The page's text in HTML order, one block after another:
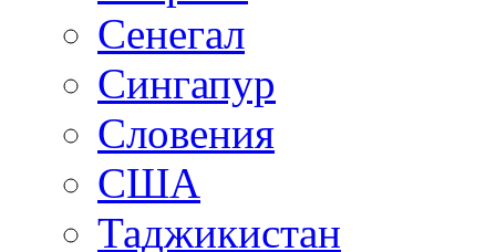
Сенегал
Сингапур
Словения
США
Таджикистан